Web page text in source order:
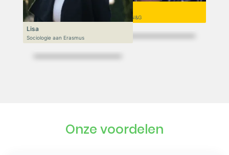
Niek
VWO 6, N&T/N&G
Lisa
Sociologie aan Erasmus
Onze voordelen